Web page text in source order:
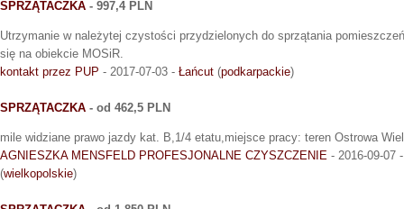
SPRZĄTACZKA - 997,4 PLN
Utrzymanie w należytej czystości przydzielonych do sprzątania
się na obiekcie MOSiR.
kontakt przez PUP - 2017-07-03 - Łańcut (podkarpackie)
SPRZĄTACZKA - od 462,5 PLN
mile widziane prawo jazdy kat. B,1/4 etatu,miejsce pracy: teren Ostrowa
AGNIESZKA MENSFELD PROFESJONALNE CZYSZCZENIE - 2016-09-07
(wielkopolskie)